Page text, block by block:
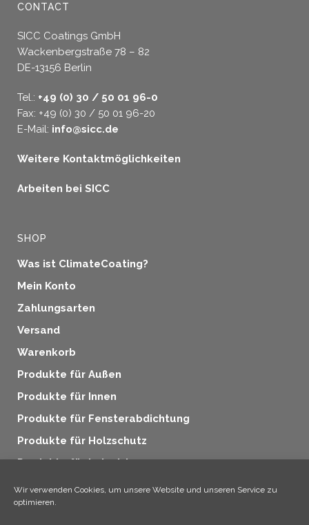
Wir verwenden Cookies, um unsere Website und unseren Service zu
optimieren.
CONTACT
SICC Coatings GmbH
Wackenbergstraße 78 – 82
DE-13156 Berlin
Tel.: +49 (0) 30 / 50 01 96-0
Fax: +49 (0) 30 / 50 01 96-20
E-Mail: info@sicc.de
Weitere Kontaktmöglichkeiten
Arbeiten bei SICC
SHOP
Was ist ClimateCoating?
Mein Konto
Zahlungsarten
Versand
Warenkorb
Produkte für Außen
Produkte für Innen
Produkte für Fensterabdichtung
Produkte für Holzschutz
Produkte für Industrie
Zusatzprodukte